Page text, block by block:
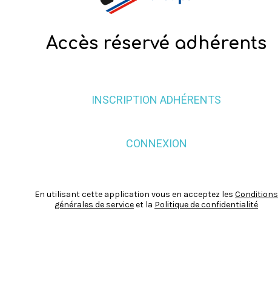
Accès réservé adhérents
INSCRIPTION ADHÉRENTS
CONNEXION
En utilisant cette application vous en acceptez les Conditions
générales de serviceet la Politique de confidentialité